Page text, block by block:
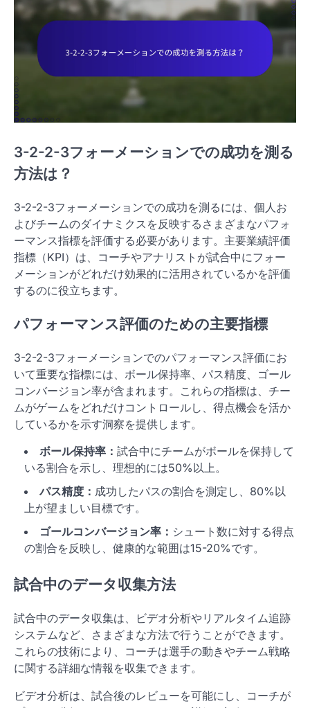
3-2-2-3フォーメーションでの成功を測る
方法は？
3-2-2-3フォーメーションでの成功を測るには、個人お
よびチームのダイナミクスを反映するさまざまなパフォ
ーマンス指標を評価する必要があります。主要業績評価
指標（KPI）は、コーチやアナリストが試合中にフォー
メーションがどれだけ効果的に活用されているかを評価
するのに役立ちます。
パフォーマンス評価のための主要指標
3-2-2-3フォーメーションでのパフォーマンス評価にお
いて重要な指標には、ボール保持率、パス精度、ゴール
コンバージョン率が含まれます。これらの指標は、チー
ムがゲームをどれだけコントロールし、得点機会を活か
しているかを示す洞察を提供します。
ボール保持率： 試合中にチームがボールを保持して
いる割合を示し、理想的には50%以上。
パス精度： 成功したパスの割合を測定し、80%以
上が望ましい目標です。
ゴールコンバージョン率： シュート数に対する得点
の割合を反映し、健康的な範囲は15-20%です。
試合中のデータ収集方法
試合中のデータ収集は、ビデオ分析やリアルタイム追跡
システムなど、さまざまな方法で行うことができます。
これらの技術により、コーチは選手の動きやチーム戦略
に関する詳細な情報を収集できます。
ビデオ分析は、試合後のレビューを可能にし、コーチが